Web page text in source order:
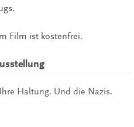
Film ist kostenfrei.
Haltung. Und die Nazis.